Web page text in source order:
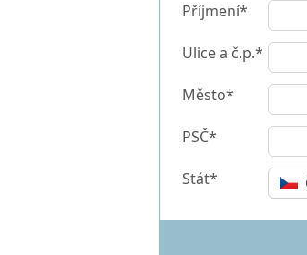
Příjmení*
Ulice a č.p.*
Město*
PSČ*
Stát*